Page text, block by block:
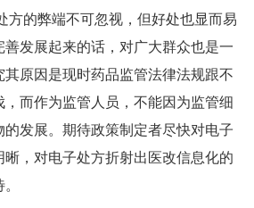
的弊端不可忽视，但好处也显而易
善发展起来的话，对广大群众也是一
原因是现时药品监管法律法规跟不
，而作为监管人员，不能因为监管细
发展。期待政策制定者尽快对电子
，对电子处方折射出医改信息化的